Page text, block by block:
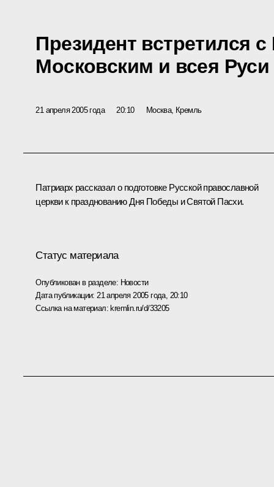
Президент встретился
Московским и всея
21 апреля 2005 года 20:10 Москва, Кремль
Патриарх рассказал о подготовке Русской православной
церкви к празднованию Дня Победы и Святой Пасхи.
Статус материала
Опубликован в разделе: Новости
Дата публикации: 21 апреля 2005 года, 20:10
Ссылка на материал:kremlin.ru/d/33205